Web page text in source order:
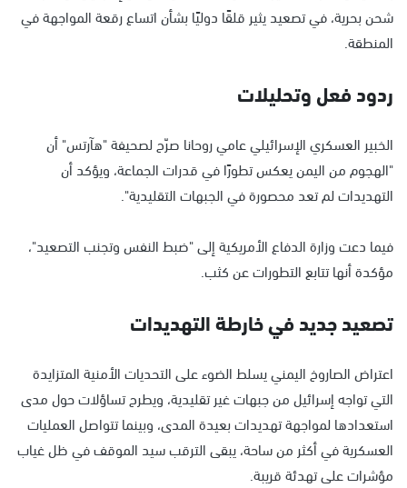
شحن بحرية، في تصعيد يثير قلقًا دوليًا بشأن اتساع رقعة المواجهة في
المنطقة.
ردود فعل وتحليلات
الخبير العسكري الإسرائيلي عامي روحانا صرّح لصحيفة "هآرتس" أن
"الهجوم من اليمن يعكس تطورًا في قدرات الجماعة، ويؤكد أن
التهديدات لم تعد محصورة في الجبهات التقليدية".
فيما دعت وزارة الدفاع الأمريكية إلى "ضبط النفس وتجنب التصعيد"،
مؤكدة أنها تتابع التطورات عن كثب.
تصعيد جديد في خارطة التهديدات
اعتراض الصاروخ اليمني يسلط الضوء على التحديات الأمنية المتزايدة
التي تواجه إسرائيل من جبهات غير تقليدية، ويطرح تساؤلات حول مدى
استعدادها لمواجهة تهديدات بعيدة المدى، وبينما تتواصل العمليات
العسكرية في أكثر من ساحة، يبقى الترقب سيد الموقف في ظل غياب
مؤشرات على تهدئة قريبة.